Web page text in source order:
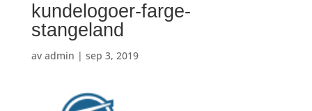
kundelogoer-farge-
stangeland
av admin | sep 3, 2019